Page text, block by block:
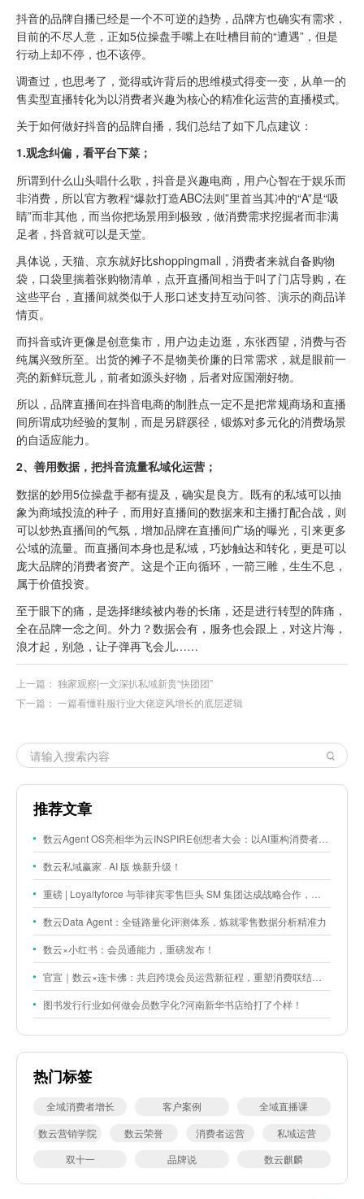
抖音的品牌自播已经是一个不可逆的趋势，品牌方也确实有需求，
目前的不尽人意，正如5位操盘手嘴上在吐槽目前的“遭遇”，但是
行动上却不停，也不该停。
调查过，也思考了，觉得或许背后的思维模式得变一变，从单一的
售卖型直播转化为以消费者兴趣为核心的精准化运营的直播模式。
关于如何做好抖音的品牌自播，我们总结了如下几点建议：
1.观念纠偏，看平台下菜；
所谓到什么山头唱什么歌，抖音是兴趣电商，用户心智在于娱乐而
非消费，所以官方教程“爆款打造ABC法则”里首当其冲的“A”是“吸
睛”而非其他，而当你把场景用到极致，做消费需求挖掘者而非满
足者，抖音就可以是天堂。
具体说，天猫、京东就好比shoppingmall，消费者来就自备购物
袋，口袋里揣着张购物清单，点开直播间相当于叫了门店导购，在
这些平台，直播间就类似于人形口述支持互动问答、演示的商品详
情页。
而抖音或许更像是创意集市，用户边走边逛，东张西望，消费与否
纯属兴致所至。出货的摊子不是物美价廉的日常需求，就是眼前一
亮的新鲜玩意儿，前者如源头好物，后者对应国潮好物。
所以，品牌直播间在抖音电商的制胜点一定不是把常规商场和直播
间所谓成功经验的复制，而是另辟蹊径，锻炼对多元化的消费场景
的自适应能力。
2、善用数据，把抖音流量私域化运营；
数据的妙用5位操盘手都有提及，确实是良方。既有的私域可以抽
象为商域投流的种子，而用好直播间的数据来和主播打配合战，则
可以炒热直播间的气氛，增加品牌在直播间广场的曝光，引来更多
公域的流量。而直播间本身也是私域，巧妙触达和转化，更是可以
庞大品牌的消费者资产。这是个正向循环，一箭三雕，生生不息，
属于价值投资。
至于眼下的痛，是选择继续被内卷的长痛，还是进行转型的阵痛，
全在品牌一念之间。外力？数据会有，服务也会跟上，对这片海，
浪才起，别急，让子弹再飞会儿……
上一篇： 独家观察|一文深扒私域新贵“快团团”
下一篇： 一篇看懂鞋服行业大佬逆风增长的底层逻辑
推荐文章
数云Agent OS亮相华为云INSPIRE创想者大会：以AI重构消费者运营与零售营销新范式
数云私域赢家 · AI 版 焕新升级！
重磅 | Loyaltyforce 与菲律宾零售巨头 SM 集团达成战略合作，携手开启 SMAC 会员数智化运营新征程
数云Data Agent：全链路量化评测体系，炼就零售数据分析精准力
数云×小红书：会员通能力，重磅发布！
官宣｜数云×连卡佛：共启跨境会员运营新征程，重塑消费联结新体验
图书发行行业如何做会员数字化?河南新华书店给打了个样！
热门标签
全域消费者增长 客户案例
全域直播课
数云营销学院
数云荣誉 消费者运营
私域运营
双十一
品牌说 数云麒麟